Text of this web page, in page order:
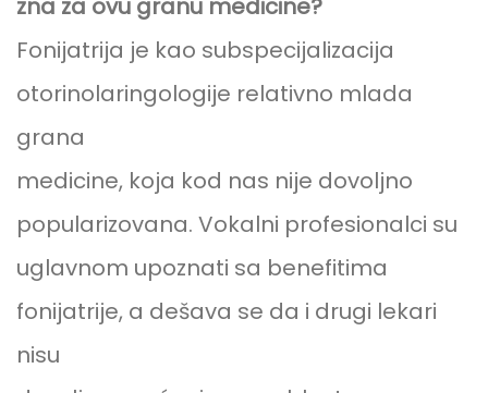
zna za ovu granu medicine?
Fonijatrija je kao subspecijalizacija
otorinolaringologije relativno mlada
grana
medicine, koja kod nas nije dovoljno
popularizovana. Vokalni profesionalci su
uglavnom upoznati sa benefitima
fonijatrije, a dešava se da i drugi lekari
nisu